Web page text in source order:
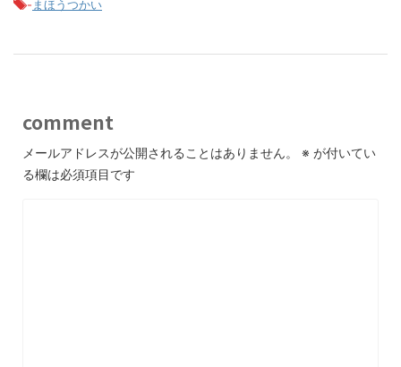
- まほうつかい
comment
メールアドレスが公開されることはありません。 ※ が付いてい
る欄は必須項目です